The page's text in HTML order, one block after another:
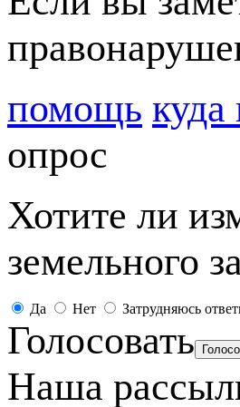
помощь куда
опрос
Хотите ли
земельного
Да Нет Затрудняюсь
Голосовать
Наша